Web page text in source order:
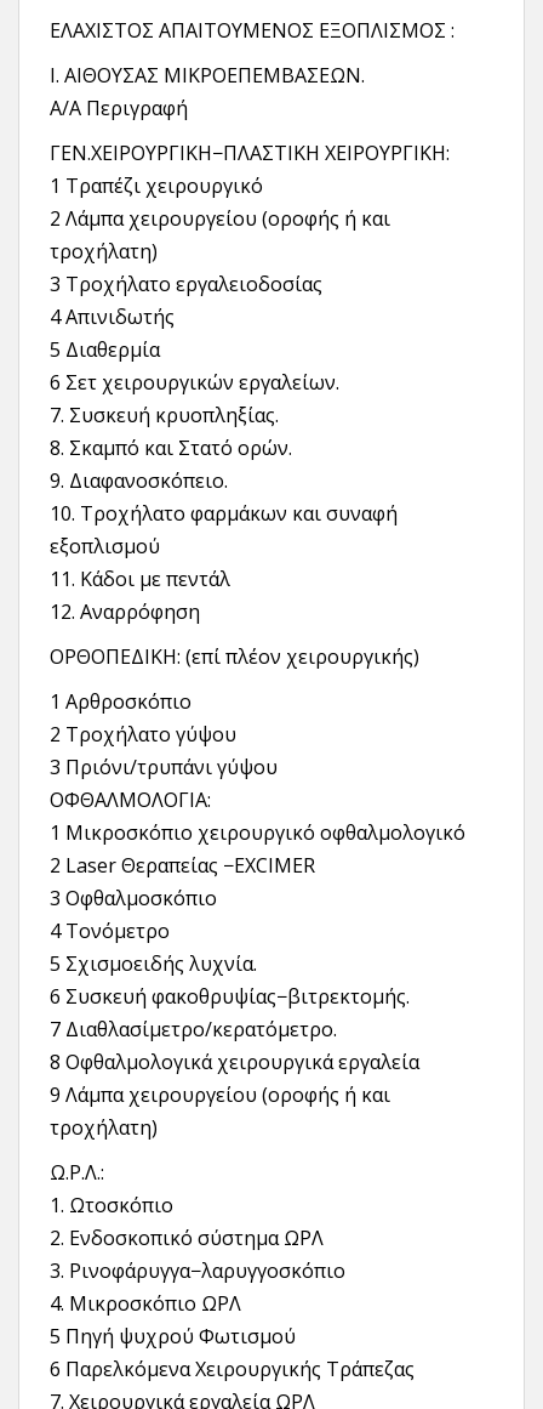
ΕΛΑΧΙΣΤΟΣ ΑΠΑΙΤΟΥΜΕΝΟΣ ΕΞΟΠΛΙΣΜΟΣ :
Ι. ΑΙΘΟΥΣΑΣ ΜΙΚΡΟΕΠΕΜΒΑΣΕΩΝ.
Α/Α Περιγραφή
ΓΕΝ.ΧΕΙΡΟΥΡΓΙΚΗ−ΠΛΑΣΤΙΚΗ ΧΕΙΡΟΥΡΓΙΚΗ:
1 Τραπέζι χειρουργικό
2 Λάμπα χειρουργείου (οροφής ή και
τροχήλατη)
3 Τροχήλατο εργαλειοδοσίας
4 Απινιδωτής
5 Διαθερμία
6 Σετ χειρουργικών εργαλείων.
7. Συσκευή κρυοπληξίας.
8. Σκαμπό και Στατό ορών.
9. Διαφανοσκόπειο.
10. Τροχήλατο φαρμάκων και συναφή
εξοπλισμού
11. Κάδοι με πεντάλ
12. Αναρρόφηση
ΟΡΘΟΠΕΔΙΚΗ: (επί πλέον χειρουργικής)
1 Αρθροσκόπιο
2 Τροχήλατο γύψου
3 Πριόνι/τρυπάνι γύψου
ΟΦΘΑΛΜΟΛΟΓΙΑ:
1 Μικροσκόπιο χειρουργικό οφθαλμολογικό
2 Laser Θεραπείας −EXCIMER
3 Οφθαλμοσκόπιο
4 Τονόμετρο
5 Σχισμοειδής λυχνία.
6 Συσκευή φακοθρυψίας−βιτρεκτομής.
7 Διαθλασίμετρο/κερατόμετρο.
8 Οφθαλμολογικά χειρουργικά εργαλεία
9 Λάμπα χειρουργείου (οροφής ή και
τροχήλατη)
Ω.Ρ.Λ.:
1. Ωτοσκόπιο
2. Ενδοσκοπικό σύστημα ΩΡΛ
3. Ρινοφάρυγγα−λαρυγγοσκόπιο
4. Μικροσκόπιο ΩΡΛ
5 Πηγή ψυχρού Φωτισμού
6 Παρελκόμενα Χειρουργικής Τράπεζας
7. Χειρουργικά εργαλεία ΩΡΛ